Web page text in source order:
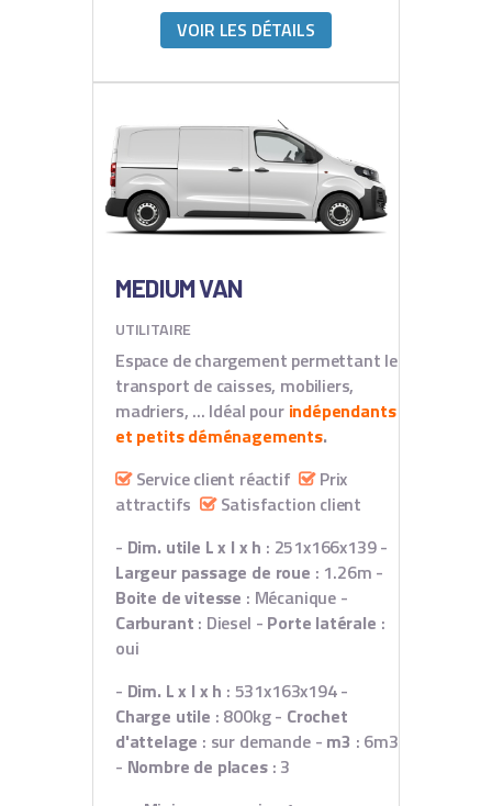
VOIR LES DÉTAILS
MEDIUM VAN
UTILITAIRE
Espace de chargement permettant le
transport de caisses, mobiliers,
madriers, ... Idéal pour indépendants
et petits déménagements.
Service client réactif
Prix
attractifs
Satisfaction client
- Dim. utile L x l x h : 251x166x139-
Largeur passage de roue : 1.26m -
Boite de vitesse : Mécanique-
Carburant : Diesel - Porte latérale :
oui
- Dim. L x l x h : 531x163x194-
Charge utile : 800kg- Crochet
d'attelage : sur demande- m3 : 6m3
- Nombre de places: 3